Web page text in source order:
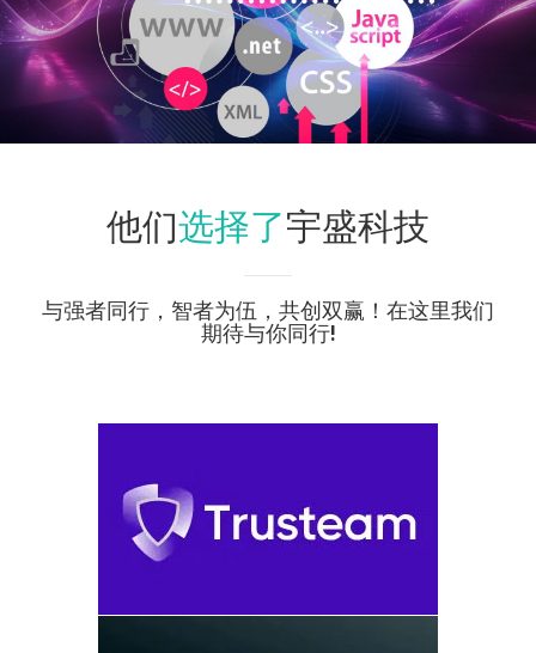
他们选择了宇盛科技
与强者同行，智者为伍，共创双赢！在这里我们
期待与你同行!